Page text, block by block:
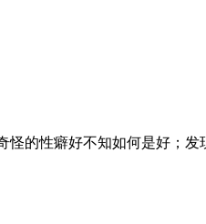
的性癖好不知如何是好；发